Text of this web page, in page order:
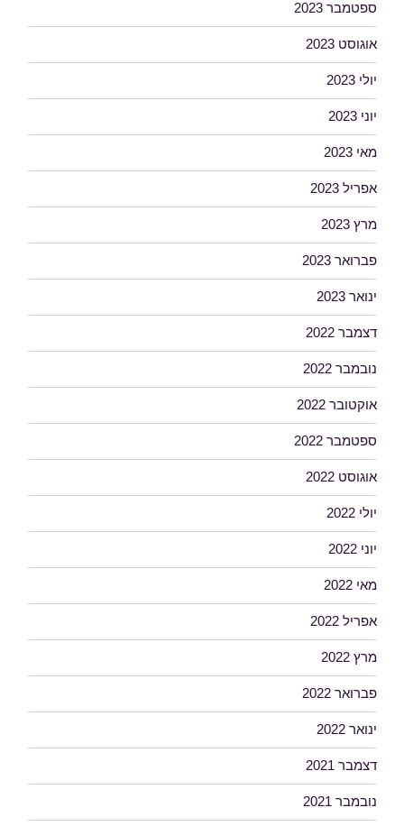
ספטמבר 2023
אוגוסט 2023
יולי 2023
יוני 2023
מאי 2023
אפריל 2023
מרץ 2023
פברואר 2023
ינואר 2023
דצמבר 2022
נובמבר 2022
אוקטובר 2022
ספטמבר 2022
אוגוסט 2022
יולי 2022
יוני 2022
מאי 2022
אפריל 2022
מרץ 2022
פברואר 2022
ינואר 2022
דצמבר 2021
נובמבר 2021